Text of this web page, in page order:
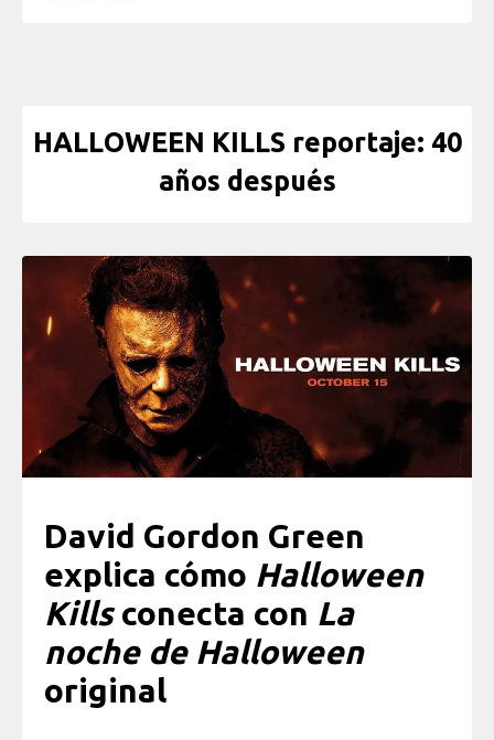
HALLOWEEN KILLS reportaje: 40
años después
David Gordon Green
explica cómo Halloween
Killsconecta con La
noche de Halloween
original